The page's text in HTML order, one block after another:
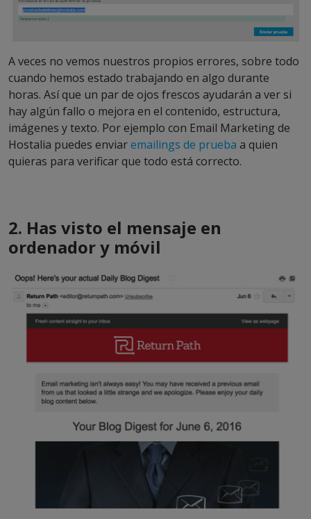
A veces no vemos nuestros propios errores, sobre todo
cuando hemos estado trabajando en algo durante
horas. Así que un par de ojos frescos ayudarán a ver si
hay algún fallo o mejora en el contenido, estructura,
imágenes y texto. Por ejemplo con Email Marketing de
Hostalia puedes enviaremailings de prueba a quien
quieras para verificar que todo está correcto.
2. Has visto el mensaje en
ordenador y móvil